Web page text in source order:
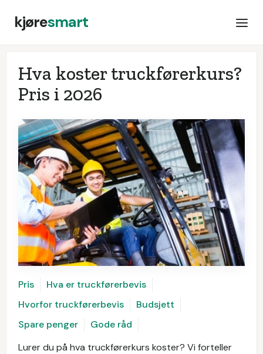
kjøresmart
Hva koster truckførerkurs?
Pris i 2026
Pris
Hva er truckførerbevis
Hvorfor truckførerbevis
Budsjett
Spare penger
Gode råd
Lurer du på hva truckførerkurs koster? Vi forteller